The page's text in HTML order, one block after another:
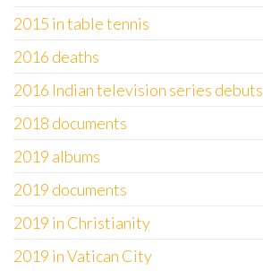
2015 in table tennis
2016 deaths
2016 Indian television series debuts
2018 documents
2019 albums
2019 documents
2019 in Christianity
2019 in Vatican City